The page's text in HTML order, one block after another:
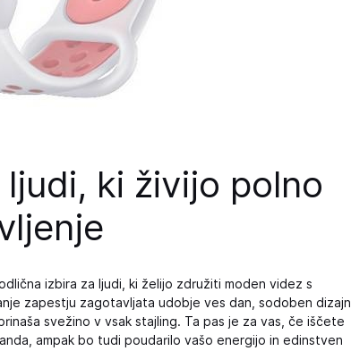
ljudi, ki živijo polno
izbira za ljudi, ki želijo združiti moden videz s
zapestju zagotavljata udobje ves dan, sodoben dizajn
svežino v vsak stajling. Ta pas je za vas, če iščete
ampak bo tudi poudarilo vašo energijo in edinstven